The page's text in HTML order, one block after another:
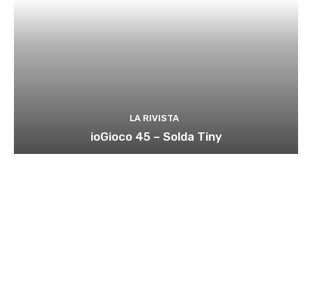
LA RIVISTA
ioGioco 45 – Solda Tiny